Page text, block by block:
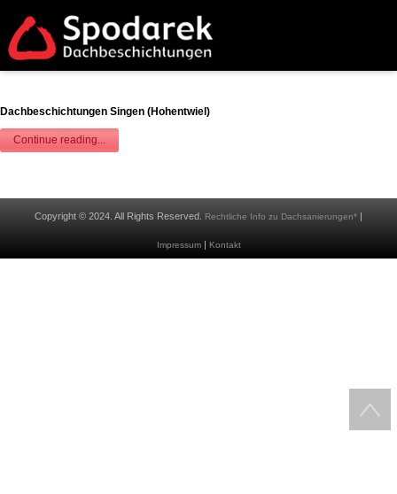
Dachbeschichtungen Singen (Hohentwiel)
Continue reading...
Copyright © 2024. All Rights Reserved. Rechtliche Info zu Dachsanierungen* |
Impressum| Kontakt